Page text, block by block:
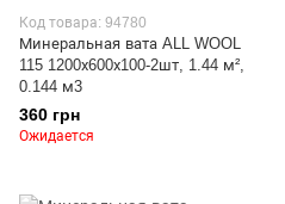
Код товара: 94780
Минеральная вата ALL WOOL
115 1200х600х100-2шт, 1.44 м²,
0.144 м3
360 грн
Ожидается